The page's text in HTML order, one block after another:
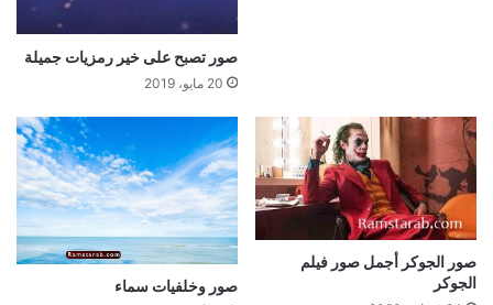
صور تصبح على خير رمزيات جميلة
20 مايو، 2019
صور الجوكر أجمل صور فيلم
الجوكر
صور وخلفيات سماء